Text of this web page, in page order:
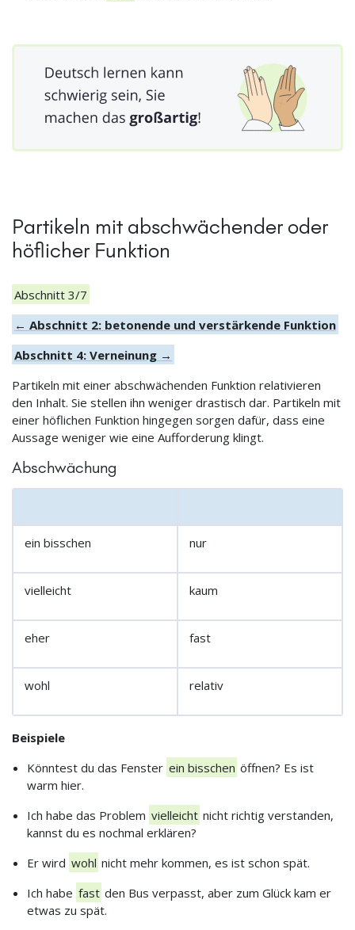
Partikeln mit abschwächender oder
höflicher Funktion
Abschnitt 3/7
← Abschnitt 2: betonende und verstärkende Funktion
Abschnitt 4: Verneinung →
Partikeln mit einer abschwächenden Funktion relativieren
den Inhalt. Sie stellen ihn weniger drastisch dar. Partikeln mit
einer höflichen Funktion hingegen sorgen dafür, dass eine
Aussage weniger wie eine Aufforderung klingt.
Abschwächung
ein bisschen nur
vielleicht kaum
eher fast
wohl relativ
Beispiele
Könntest du das Fenster ein bisschen öffnen? Es ist
warm hier.
Ich habe das Problem vielleicht nicht richtig verstanden,
kannst du es nochmal erklären?
Er wird wohl nicht mehr kommen, es ist schon spät.
Ich habe fast den Bus verpasst, aber zum Glück kam er
etwas zu spät.